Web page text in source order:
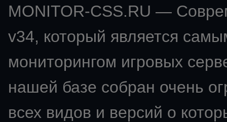
MONITOR-CSS.RU —
v34, который является
мониторингом игровых
нашей базе собран очень
всех видов и версий о